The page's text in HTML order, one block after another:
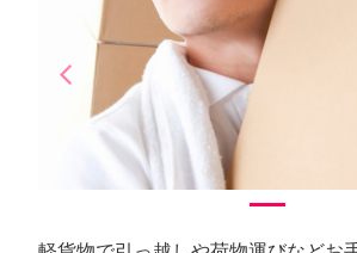
arrow_back_iosPrevious